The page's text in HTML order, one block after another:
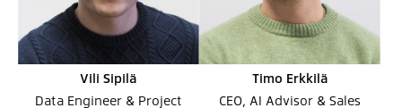
Vili Sipilä
Data Engineer & Project
Timo Erkkilä
CEO, AI Advisor & Sales